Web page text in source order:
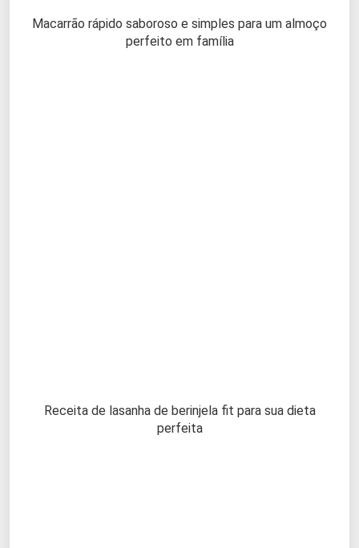
Macarrão rápido saboroso e simples para um almoço
perfeito em família
Receita de lasanha de berinjela fit para sua dieta
perfeita